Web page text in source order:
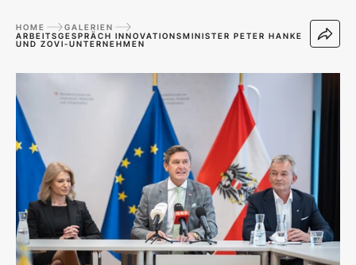
HOME
GALERIEN
ARBEITSGESPRÄCH INNOVATIONSMINISTER PETER HANKE
UND ZOVI-UNTERNEHMEN